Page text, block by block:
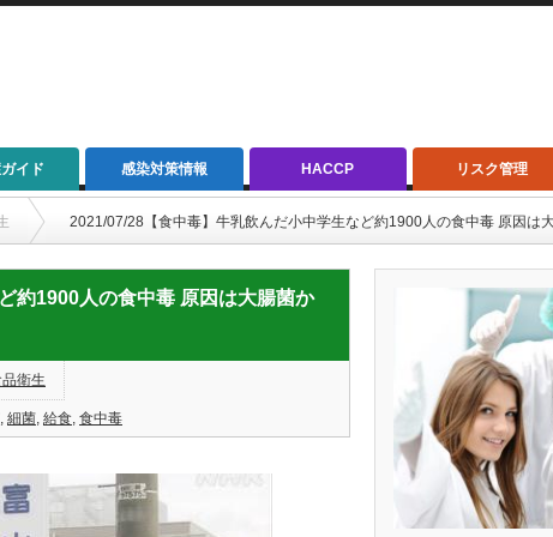
イド 感染対策情報 HACCP リスク管理
2021/07/28【食中毒】牛乳飲んだ小中学生など約1900人の食中毒 原因
約1900人の食中毒 原因は大腸菌か
衛生
, 細菌, 給食, 食中毒